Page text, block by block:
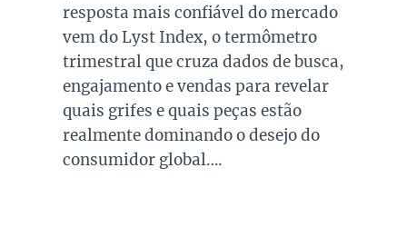
resposta mais confiável do mercado
vem do Lyst Index, o termômetro
trimestral que cruza dados de busca,
engajamento e vendas para revelar
quais grifes e quais peças estão
realmente dominando o desejo do
consumidor global….